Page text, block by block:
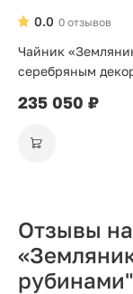
0 отзывов
0.0
Чайник
серебряным
235 050 ₽
Отзывы
рубинами"